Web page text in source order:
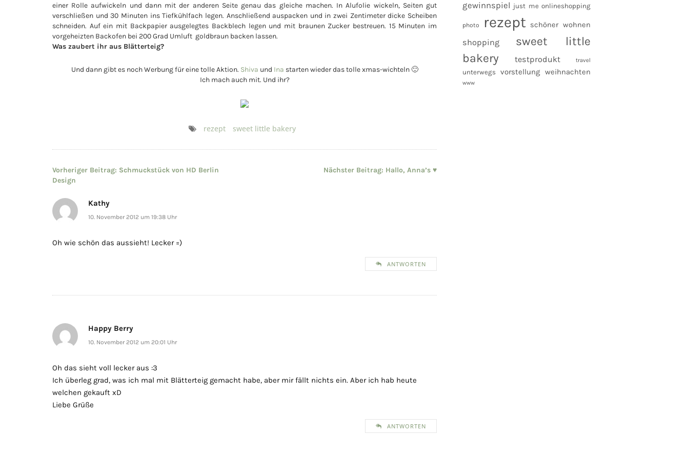
einer Rolle aufwickeln und dann mit der anderen Seite genau das gleiche machen. In Alufolie wickeln, Seiten gut
verschließen und 30 Minuten ins Tiefkühlfach legen. Anschließend auspacken und in zwei Zentimeter dicke Scheiben
schneiden. Auf ein mit Backpapier ausgelegtes Backblech legen und mit braunen Zucker bestreuen. 15 Minuten im
vorgeheizten Backofen bei 200 Grad Umluft goldbraun backen lassen.
Was zaubert ihr aus Blätterteig?
Und dann gibt es noch Werbung für eine tolle Aktion. Shiva und Ina starten wieder das tolle xmas-wichteln 🙂
Ich mach auch mit. Und ihr?
rezept sweet little bakery
Beitragsnavigation
Vorheriger Beitrag: Schmuckstück von HD Berlin
Design
Nächster Beitrag: Hallo, Anna’s ♥
Kathy
10. November 2012 um 19:38 Uhr
Oh wie schön das aussieht! Lecker =)
ANTWORTEN
Happy Berry
10. November 2012 um 20:01 Uhr
Oh das sieht voll lecker aus :3
Ich überleg grad, was ich mal mit Blätterteig gemacht habe, aber mir fällt nichts ein. Aber ich hab heute
welchen gekauft xD
Liebe Grüße
ANTWORTEN
gewinnspiel just me onlineshopping
photo rezept schöner wohnen
shopping
sweet little
bakery
testprodukt travel
unterwegs vorstellung weihnachten
www